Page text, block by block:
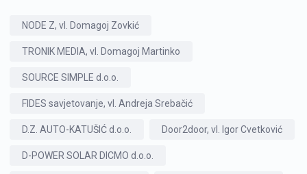
NODE Z, vl. Domagoj Zovkić
TRONIK MEDIA, vl. Domagoj Martinko
SOURCE SIMPLE d.o.o.
FIDES savjetovanje, vl. Andreja Srebačić
D.Z. AUTO-KATUŠIĆ d.o.o. Door2door, vl. Igor Cvetković
D-POWER SOLAR DICMO d.o.o.